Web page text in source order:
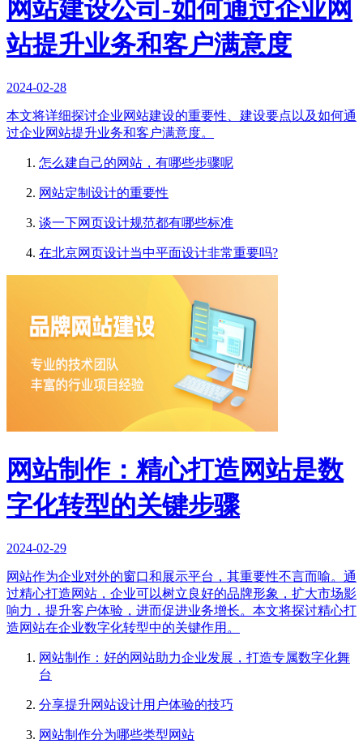
网站建设公司-如何通过企业网
站提升业务和客户满意度
2024-02-28
本文将详细探讨企业网站建设的重要性、建设要点以及如何通
过企业网站提升业务和客户满意度。
怎么建自己的网站，有哪些步骤呢
网站定制设计的重要性
谈一下网页设计规范都有哪些标准
在北京网页设计当中平面设计非常重要吗?
网站制作：精心打造网站是数
字化转型的关键步骤
2024-02-29
网站作为企业对外的窗口和展示平台，其重要性不言而喻。通
过精心打造网站，企业可以树立良好的品牌形象，扩大市场影
响力，提升客户体验，进而促进业务增长。本文将探讨精心打
造网站在企业数字化转型中的关键作用。
网站制作：好的网站助力企业发展，打造专属数字化舞
台
分享提升网站设计用户体验的技巧
网站制作分为哪些类型网站